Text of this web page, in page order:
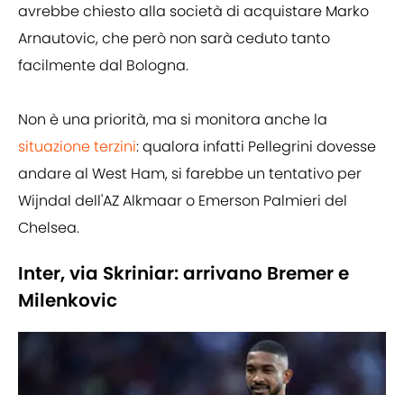
avrebbe chiesto alla società di acquistare Marko
Arnautovic, che però non sarà ceduto tanto
facilmente dal Bologna.
Non è una priorità, ma si monitora anche la
situazione terzini: qualora infatti Pellegrini dovesse
andare al West Ham, si farebbe un tentativo per
Wijndal dell'AZ Alkmaar o Emerson Palmieri del
Chelsea.
Inter, via Skriniar: arrivano Bremer e
Milenkovic